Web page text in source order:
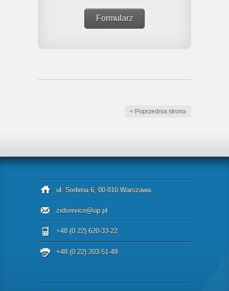
Formularz
< Poprzednia strona
ul. Srebrna 6, 00-810 Warszawa
zidservice@op.pl
+48 (0 22) 620-33-22
+48 (0 22) 203-51-49